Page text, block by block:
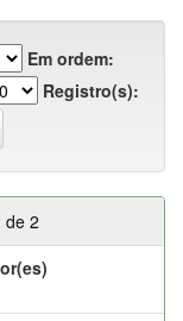
Em ordem:
Registro(s):
de 2